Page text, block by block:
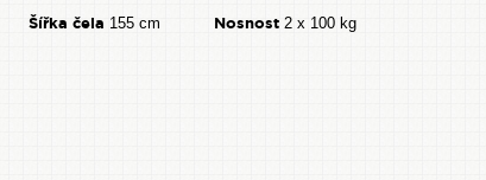
Šířka čela 155 cm Nosnost 2 x 100 kg